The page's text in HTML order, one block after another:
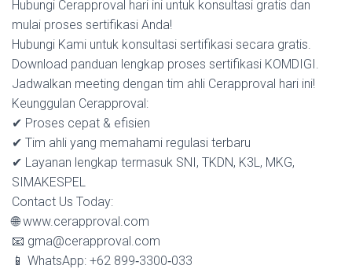
Hubungi Cerapproval hari ini untuk konsultasi gratis dan
mulai proses sertifikasi Anda!
Hubungi Kami untuk konsultasi sertifikasi secara gratis.
Download panduan lengkap proses sertifikasi KOMDIGI.
Jadwalkan meeting dengan tim ahli Cerapproval hari ini!
Keunggulan Cerapproval:
✔ Proses cepat & efisien
✔ Tim ahli yang memahami regulasi terbaru
✔ Layanan lengkap termasuk SNI, TKDN, K3L, MKG,
SIMAKESPEL
Contact Us Today:
🌐 www.cerapproval.com
📧 gma@cerapproval.com
📱 WhatsApp: +62 899‑3300‑033